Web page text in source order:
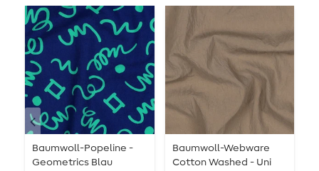
Baumwoll-Popeline -
Geometrics Blau
Baumwoll-Webware
Cotton Washed - Uni